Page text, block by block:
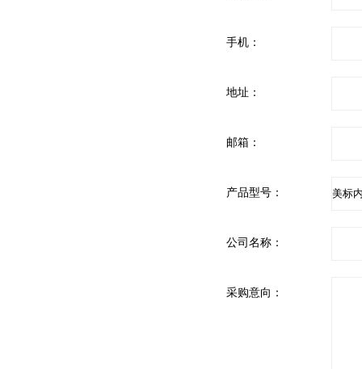
手机：
地址：
邮箱：
产品型号：
公司名称：
采购意向：